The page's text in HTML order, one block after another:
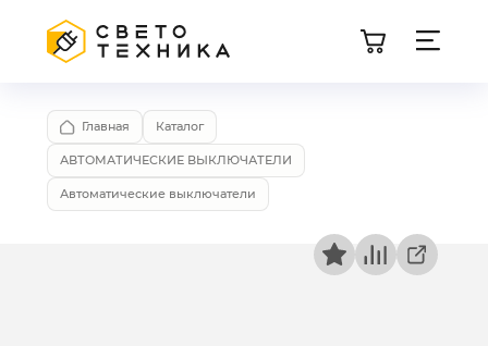
Главная Каталог
АВТОМАТИЧЕСКИЕ ВЫКЛЮЧАТЕЛИ
Автоматические выключатели